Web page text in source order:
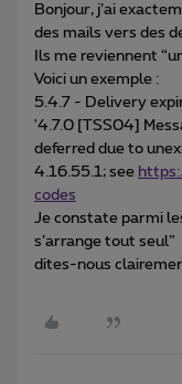
Bonjour, j’ai
des mails vers des
Ils me reviennent
Voici un exemple :
5.4.7 - Delivery
'4.7.0 [TSS04]
deferred due to
4.16.55.1; see
codes
Je constate parmi
s’arrange tout
dites-nous